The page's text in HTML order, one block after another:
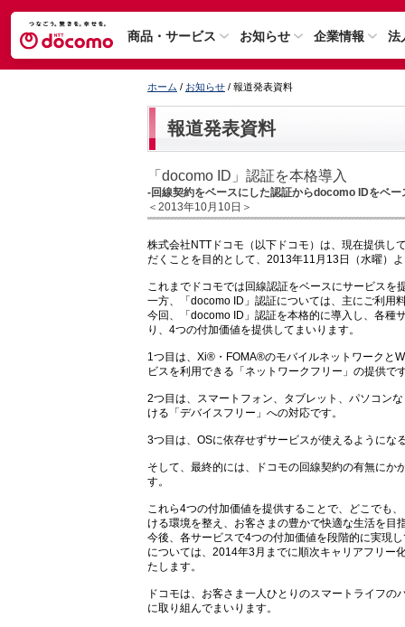
商品・サービス お知らせ 企業情報 法
ホーム / お知らせ / 報道発表資料
報道発表資料
「docomo ID」認証を本格導入
-回線契約をベースにした認証からdocomo IDをベー
＜2013年10月10日＞
株式会社NTTドコモ（以下ドコモ）は、現在提供し
だくことを目的として、2013年11月13日（水曜）
これまでドコモでは回線認証をベースにサービス
一方、「docomo ID」認証については、主にご利用
今回、「docomo ID」認証を本格的に導入し、各種
り、4つの付加価値を提供してまいります。
1つ目は、Xi®・FOMA®のモバイルネットワークと
ビスを利用できる「ネットワークフリー」の提供で
2つ目は、スマートフォン、タブレット、パソコン
ける「デバイスフリー」への対応です。
3つ目は、OSに依存せずサービスが使えるようにな
そして、最終的には、ドコモの回線契約の有無に
す。
これら4つの付加価値を提供することで、どこでも
ける環境を整え、お客さまの豊かで快適な生活を目
今後、各サービスで4つの付加価値を段階的に実現
については、2014年3月までに順次キャリアフリー
たします。
ドコモは、お客さま一人ひとりのスマートライフ
に取り組んでまいります。